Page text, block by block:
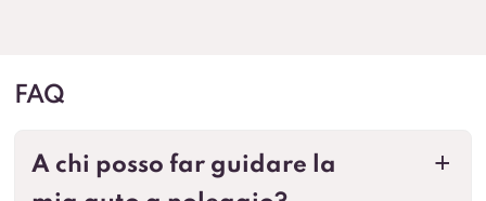
FAQ
a
A chi posso far guidare la